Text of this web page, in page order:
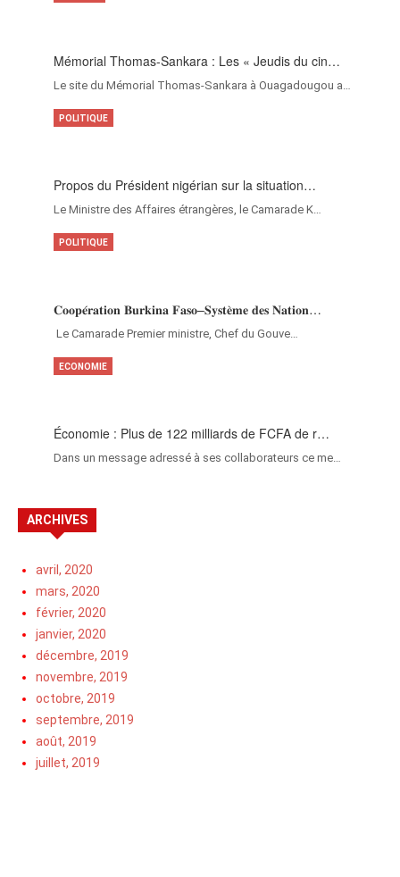
Mémorial Thomas-Sankara : Les « Jeudis du cin…
Le site du Mémorial Thomas-Sankara à Ouagadougou a…
Propos du Président nigérian sur la situation…
Le Ministre des Affaires étrangères, le Camarade K…
POLITIQUE
𝐂𝐨𝐨𝐩𝐞́𝐫𝐚𝐭𝐢𝐨𝐧 𝐁𝐮𝐫𝐤𝐢𝐧𝐚 𝐅𝐚𝐬𝐨–𝐒𝐲𝐬𝐭𝐞̀𝐦𝐞 𝐝𝐞𝐬 𝐍𝐚𝐭𝐢𝐨𝐧…
‎Le Camarade Premier ministre, Chef du Gouve…
POLITIQUE
Économie : Plus de 122 milliards de FCFA de r…
Dans un message adressé à ses collaborateurs ce me…
ECONOMIE
ARCHIVES
avril, 2020
mars, 2020
février, 2020
janvier, 2020
décembre, 2019
novembre, 2019
octobre, 2019
septembre, 2019
août, 2019
juillet, 2019